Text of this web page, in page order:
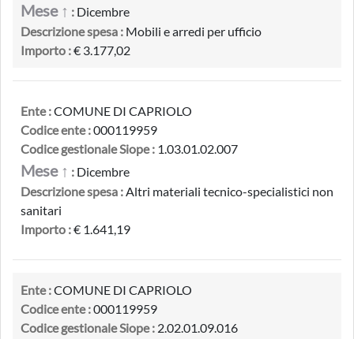
Mese ↑ : Dicembre
Descrizione spesa : Mobili e arredi per ufficio
Importo :€ 3.177,02
Ente :COMUNE DI CAPRIOLO
Codice ente :000119959
Codice gestionale Siope : 1.03.01.02.007
Mese ↑ : Dicembre
Descrizione spesa :Altri materiali tecnico-specialistici non
sanitari
Importo :€ 1.641,19
Ente :COMUNE DI CAPRIOLO
Codice ente :000119959
Codice gestionale Siope : 2.02.01.09.016